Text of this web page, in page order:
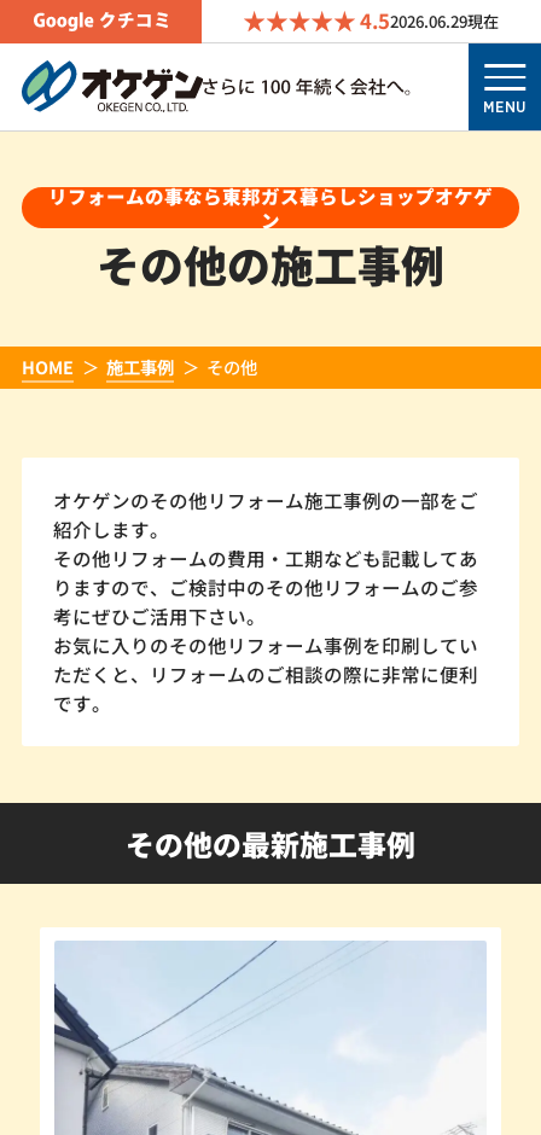
4.52026.06.29現在
MENU
リフォームの事なら東邦ガス暮らしショップオケゲ
ン
その他の施工事例
HOME 施工事例 その他
オケゲンのその他リフォーム施工事例の一部をご
紹介します。
その他リフォームの費用・工期なども記載してあ
りますので、ご検討中のその他リフォームのご参
考にぜひご活用下さい。
お気に入りのその他リフォーム事例を印刷してい
ただくと、リフォームのご相談の際に非常に便利
です。
その他の最新施工事例